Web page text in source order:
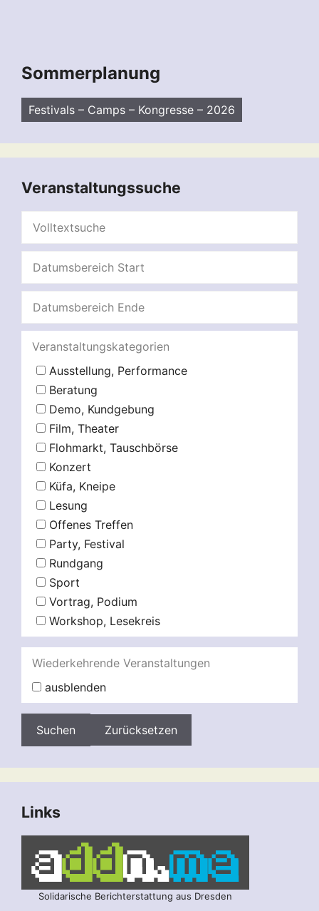
Sommerplanung
Festivals – Camps – Kongresse – 2026
Veranstaltungssuche
Veranstaltungskategorien
Ausstellung, Performance
Beratung
Demo, Kundgebung
Film, Theater
Flohmarkt, Tauschbörse
Konzert
Küfa, Kneipe
Lesung
Offenes Treffen
Party, Festival
Rundgang
Sport
Vortrag, Podium
Workshop, Lesekreis
Wiederkehrende Veranstaltungen
ausblenden
Zurücksetzen
Links
Solidarische Berichterstattung aus Dresden